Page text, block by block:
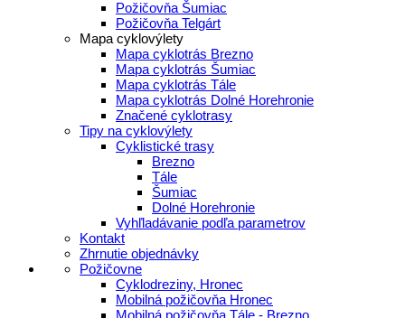
Požičovňa Šumiac
Požičovňa Telgárt
Mapa cyklovýlety
Mapa cyklotrás Brezno
Mapa cyklotrás Šumiac
Mapa cyklotrás Tále
Mapa cyklotrás Dolné Horehronie
Značené cyklotrasy
Tipy na cyklovýlety
Cyklistické trasy
Brezno
Tále
Šumiac
Dolné Horehronie
Vyhľladávanie podľa parametrov
Kontakt
Zhrnutie objednávky
Požičovne
Cyklodreziny, Hronec
Mobilná požičovňa Hronec
Mobilná požičovňa Tále - Brezno